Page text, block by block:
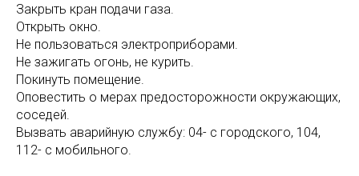
Закрыть кран подачи газа.
Открыть окно.
Не пользоваться электроприборами.
Не зажигать огонь, не курить.
Покинуть помещение.
Оповестить о мерах предосторожности окружающих,
соседей.
Вызвать аварийную службу: 04- с городского, 104,
112- с мобильного.